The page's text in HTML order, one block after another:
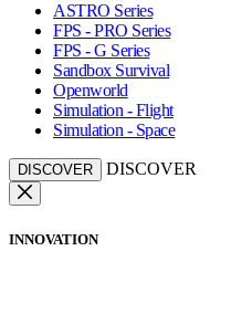
ASTRO Series
FPS - PRO Series
FPS - G Series
Sandbox Survival
Openworld
Simulation - Flight
Simulation - Space
DISCOVER DISCOVER
INNOVATION